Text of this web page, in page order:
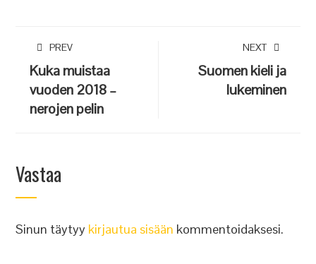
PREV
Kuka muistaa
vuoden 2018 –
nerojen pelin
NEXT
Suomen kieli ja
lukeminen
Vastaa
Sinun täytyy kirjautua sisään kommentoidaksesi.